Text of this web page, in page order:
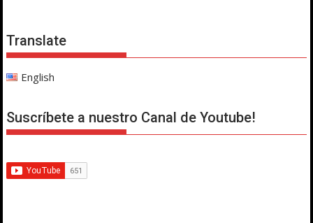
Translate
English
Suscríbete a nuestro Canal de Youtube!